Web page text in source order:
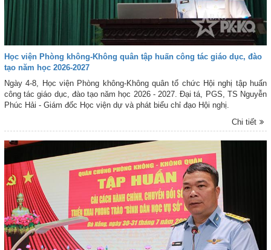
Học viện Phòng không-Không quân tập huấn công tác giáo dục, đào
tạo năm học 2026-2027
Ngày 4-8, Học viện Phòng không-Không quân tổ chức Hội nghị tập huấn
công tác giáo dục, đào tạo năm học 2026 - 2027. Đại tá, PGS, TS Nguyễn
Phúc Hải - Giám đốc Học viện dự và phát biểu chỉ đạo Hội nghị.
Chi tiết